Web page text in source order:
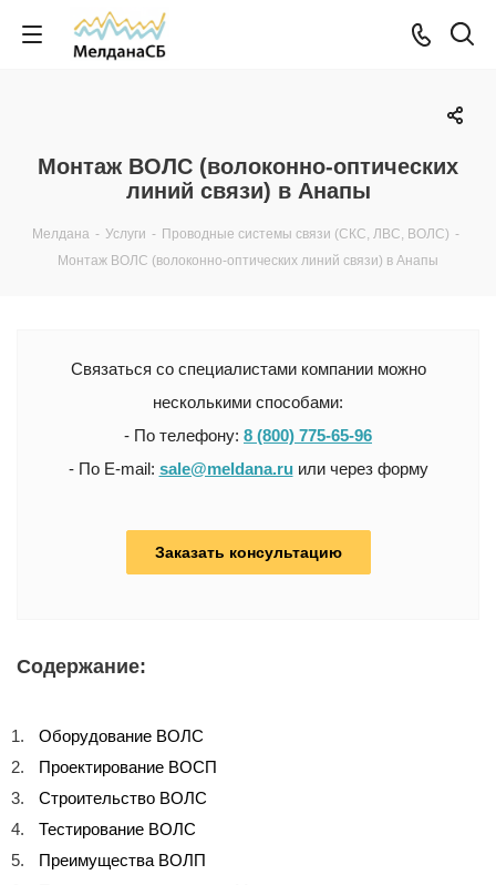
Монтаж ВОЛС (волоконно-оптических
линий связи) в Анапы
Мелдана - Услуги - Проводные системы связи (СКС, ЛВС, ВОЛС) -
Монтаж ВОЛС (волоконно-оптических линий связи) в Анапы
Связаться со специалистами компании можно
несколькими способами:
- По телефону: 8 (800) 775-65-96
- По E-mail: sale@meldana.ruили через форму
Заказать консультацию
Содержание:
Оборудование ВОЛС
Проектирование ВОСП
Строительство ВОЛС
Тестирование ВОЛС
Преимущества ВОЛП